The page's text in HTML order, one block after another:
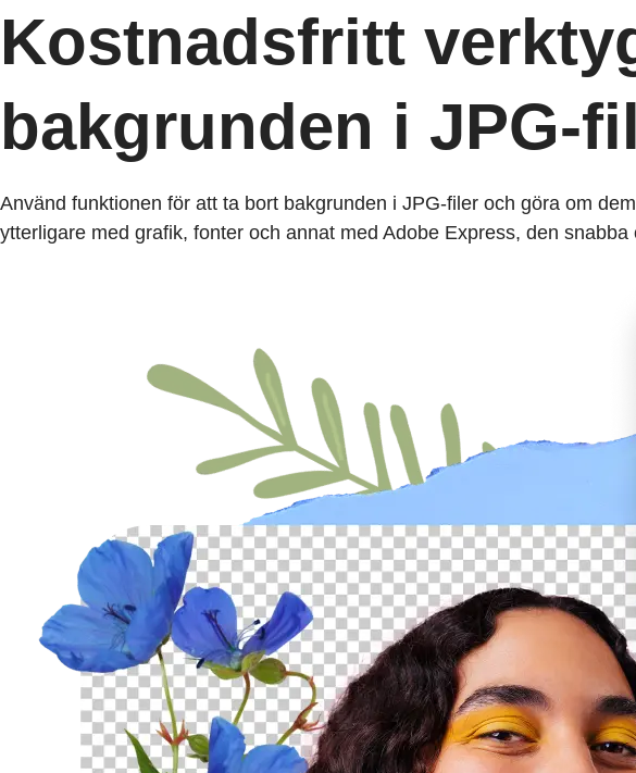
Kostnadsfritt
bakgrunden i JPG-
Använd funktionen för att ta bort bakgrunden i JPG-filer och göra om
ytterligare med grafik, fonter och annat med Adobe Express, den